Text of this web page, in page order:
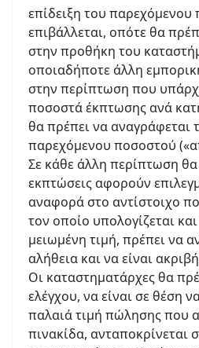
επίδειξη του
επιβάλλεται, οπότε θα
στην προθήκη του
οποιαδήποτε άλλη
στην περίπτωση που
ποσοστά έκπτωσης ανά
θα πρέπει να αναγράφεται
παρεχόμενου ποσοστού
Σε κάθε άλλη περίπτωση θα
εκπτώσεις αφορούν
αναφορά στο αντίστοιχο
τον οποίο υπολογίζεται
μειωμένη τιμή, πρέπει να
αλήθεια και να είναι
Οι καταστηματάρχες θα
ελέγχου, να είναι σε θέση
παλαιά τιμή πώλησης που
πινακίδα, ανταποκρίνεται